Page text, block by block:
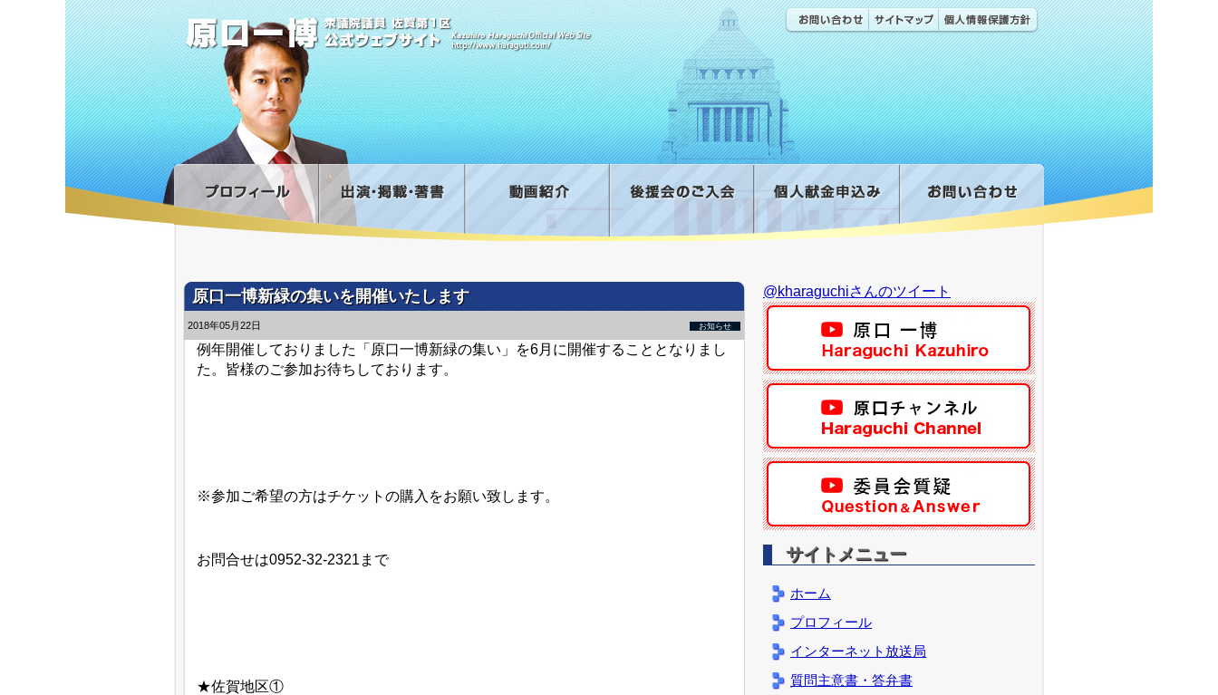
原口一博新緑の集いを開催いたします
2018年05月22日 お知らせ
例年開催しておりました「原口一博新緑の集い」を6月に開催することとなりまし
た。皆様のご参加お待ちしております。
※参加ご希望の方はチケットの購入をお願い致します。
お問合せは0952-32-2321まで
★佐賀地区①
@kharaguchiさんのツイート
サイトメニュー
ホーム
プロフィール
インターネット放送局
質問主意書・答弁書